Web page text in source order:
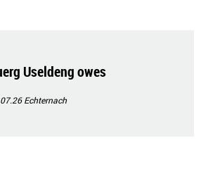
Useldeng owes
Echternach